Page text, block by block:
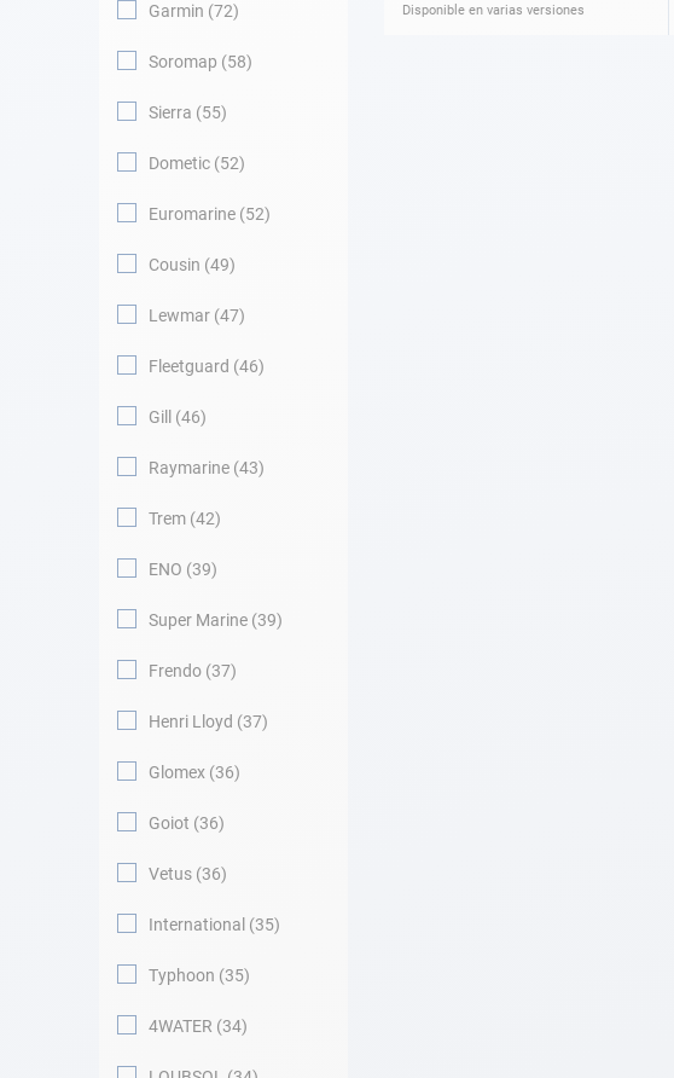
Disponible en varias versiones
Garmin 72
Soromap 58
Sierra 55
Dometic 52
Euromarine 52
Cousin 49
Lewmar 47
Fleetguard 46
Gill 46
Raymarine 43
Trem 42
ENO 39
Super Marine 39
Frendo 37
Henri Lloyd 37
Glomex 36
Goiot 36
Vetus 36
International 35
Typhoon 35
4WATER 34